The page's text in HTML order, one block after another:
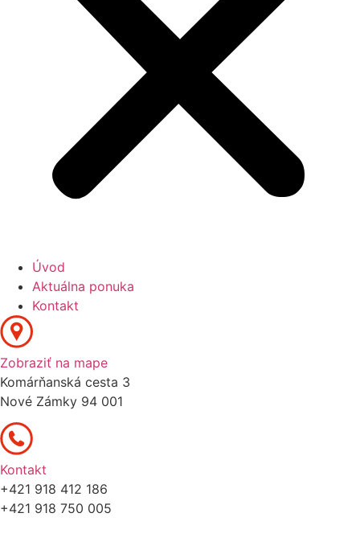
Úvod
Aktuálna ponuka
Kontakt
Zobraziť na mape
Komárňanská cesta 3
Nové Zámky 94 001
Kontakt
+421 918 412 186
+421 918 750 005